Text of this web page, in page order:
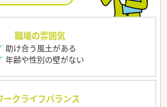
職場の雰囲気
助け合う風土がある
年齢や性別の壁がない
ークライフバランス